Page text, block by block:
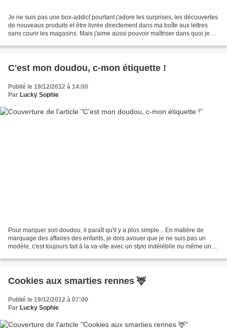
Je ne suis pas une box-addict pourtant j'adore les surprises, les découvertes
de nouveaux produits et être livrée directement dans ma boîte aux lettres
sans courir les magasins. Mais j'aime aussi pouvoir maîtriser dans quoi je
C'est mon doudou, c-mon étiquette !
Publié le 19/12/2012 à 14:00
Par Lucky Sophie
Pour marquer son doudou, il paraît qu'il y a plus simple... En matière de
marquage des affaires des enfants, je dois avouer que je ne suis pas un
modèle, c'est toujours fait à la va-vite avec un stylo indélébile ou même un
Cookies aux smarties rennes 🦌
Publié le 19/12/2012 à 07:00
Par Lucky Sophie